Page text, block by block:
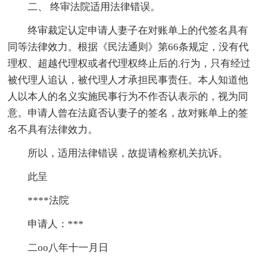
二、 终审法院适用法律错误。
终审裁定认定申请人妻子在对账单上的代签名具有
同等法律效力。根据《民法通则》第66条规定，没有代
理权、超越代理权或者代理权终止后的.行为，只有经过
被代理人追认，被代理人才承担民事责任。本人知道他
人以本人的名义实施民事行为不作否认表示的，视为同
意。申请人曾在法庭否认妻子的签名，故对账单上的签
名不具有法律效力。
所以，适用法律错误，故提请检察机关抗诉。
此呈
****法院
申请人：***
二oo八年十一月日